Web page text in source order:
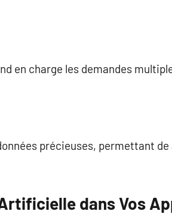
en charge les demandes
précieuses, permettant
dans Vos